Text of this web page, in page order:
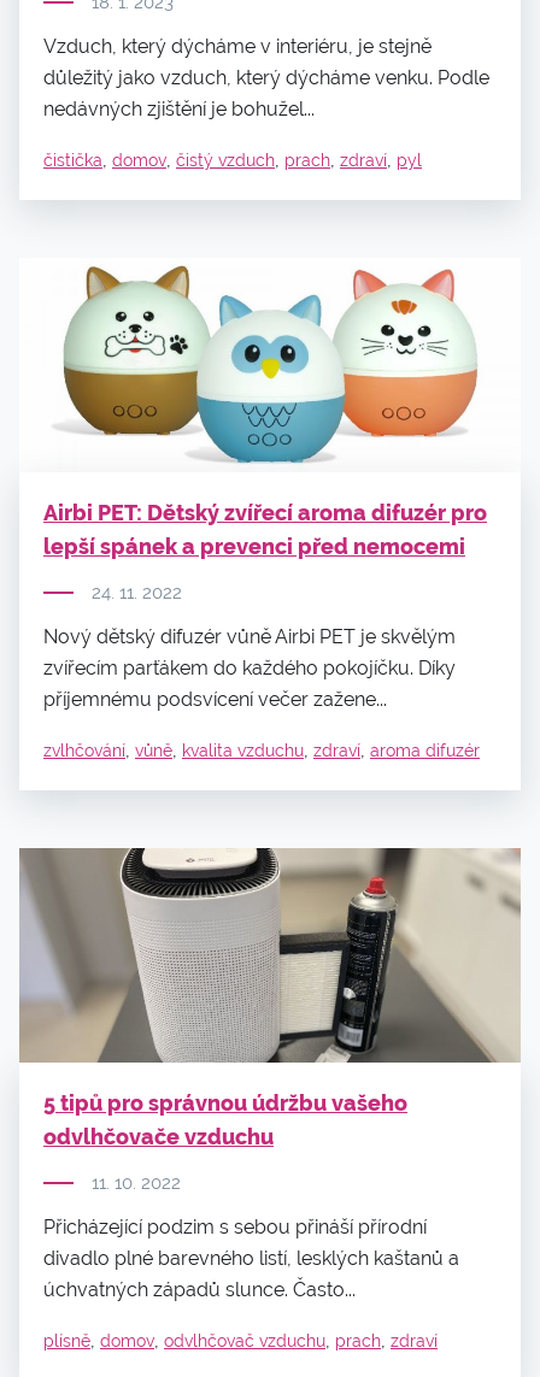
Vzduch, který dýcháme v interiéru, je stejně
důležitý jako vzduch, který dýcháme venku. Podle
nedávných zjištění je bohužel...
čistička domov čistý vzduch prach zdraví pyl
Airbi PET: Dětský zvířecí aroma difuzér pro
lepší spánek a prevenci před nemocemi
24. 11. 2022
Nový dětský difuzér vůně Airbi PET je skvělým
zvířecím parťákem do každého pokojíčku. Díky
příjemnému podsvícení večer zažene...
zvlhčování vůně kvalita vzduchu zdraví aroma difuzér
5 tipů pro správnou údržbu vašeho
odvlhčovače vzduchu
11. 10. 2022
Přicházející podzim s sebou přináší přírodní
divadlo plné barevného listí, lesklých kaštanů a
úchvatných západů slunce. Často...
plísně domov odvlhčovač vzduchu prach zdraví